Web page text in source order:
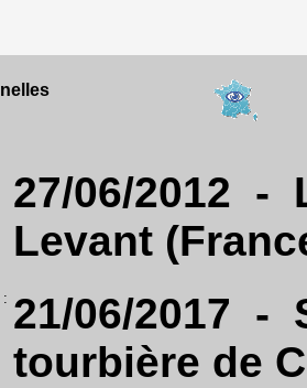
27/06/2012 -
Levant
: 21/06/2017 -
tourbière de